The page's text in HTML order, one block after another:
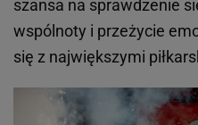
szansa na sprawdzenie
wspólnoty i przeżycie
się z największymi